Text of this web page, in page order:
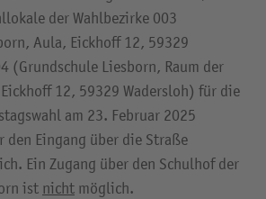
der Wahlbezirke 003
Aula, Eickhoff 12, 59329
(Grundschule Liesborn, Raum der
12, 59329 Wadersloh) für die
am 23. Februar 2025
den Eingang über die Straße
Ein Zugang über den Schulhof der
ist nicht möglich.